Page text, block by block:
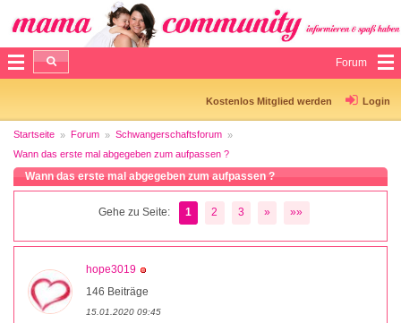
Forum
Kostenlos Mitglied werden Login
Startseite Forum
Schwangerschaftsforum
Wann das erste mal abgegeben zum aufpassen ?
Wann das erste mal abgegeben zum aufpassen ?
Gehe zu Seite: 1 2 3 » »»
hope3019
146 Beiträge
15.01.2020 09:45